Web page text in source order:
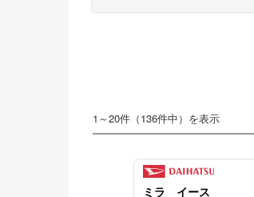
1～20件（136件中）を表示
ミラ イース